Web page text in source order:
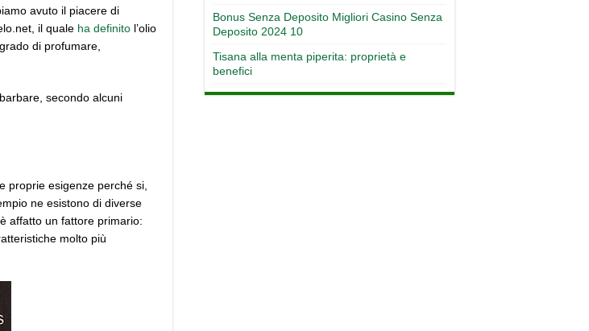
avuto il piacere di
il quale ha definito l’olio
di profumare,
secondo alcuni
proprie esigenze perché si,
ne esistono di diverse
affatto un fattore primario:
molto più
Bonus Senza Deposito Migliori Casino Senza
Deposito 2024 10
Tisana alla menta piperita: proprietà e
benefici